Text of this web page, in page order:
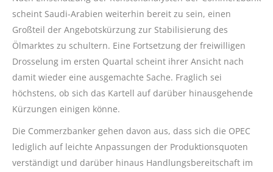
scheint Saudi-Arabien weiterhin bereit zu sein, einen
Großteil der Angebotskürzung zur Stabilisierung des
Ölmarktes zu schultern. Eine Fortsetzung der freiwilligen
Drosselung im ersten Quartal scheint ihrer Ansicht nach
damit wieder eine ausgemachte Sache. Fraglich sei
höchstens, ob sich das Kartell auf darüber hinausgehende
Kürzungen einigen könne.
Die Commerzbanker gehen davon aus, dass sich die OPEC
lediglich auf leichte Anpassungen der Produktionsquoten
verständigt und darüber hinaus Handlungsbereitschaft im